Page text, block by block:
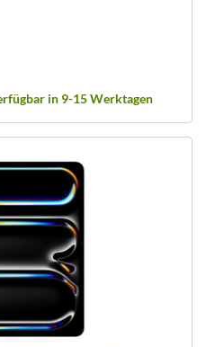
in 9-15 Werktagen